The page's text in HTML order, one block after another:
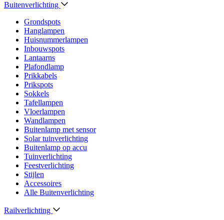
Buitenverlichting
Grondspots
Hanglampen
Huisnummerlampen
Inbouwspots
Lantaarns
Plafondlamp
Prikkabels
Prikspots
Sokkels
Tafellampen
Vloerlampen
Wandlampen
Buitenlamp met sensor
Solar tuinverlichting
Buitenlamp op accu
Tuinverlichting
Feestverlichting
Stijlen
Accessoires
Alle Buitenverlichting
Railverlichting